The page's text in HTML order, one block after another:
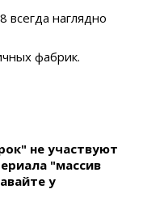
всегда наглядно
фабрик.
не участвуют
"массив
у